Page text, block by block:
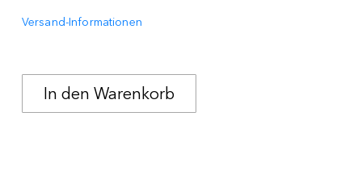
Versand-Informationen